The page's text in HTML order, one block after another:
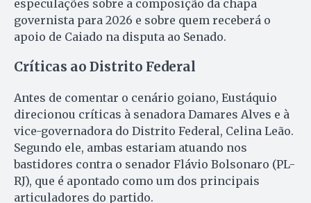
especulações sobre a composição da chapa
governista para 2026 e sobre quem receberá o
apoio de Caiado na disputa ao Senado.
Críticas ao Distrito Federal
Antes de comentar o cenário goiano, Eustáquio
direcionou críticas à senadora Damares Alves e à
vice-governadora do Distrito Federal, Celina Leão.
Segundo ele, ambas estariam atuando nos
bastidores contra o senador Flávio Bolsonaro (PL-
RJ), que é apontado como um dos principais
articuladores do partido.